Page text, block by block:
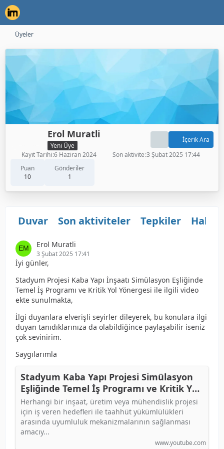
Üyeler
Erol Muratli
Yeni Üye
Puan
10
Gönderiler
1
İçerik Ara
Kayıt Tarihi 6 Haziran 2024 Son aktivite 3 Şubat 2025 17:44
Duvar Son aktiviteler Tepkiler
Erol Muratli
3 Şubat 2025 17:41
İyi günler,
Stadyum Projesi Kaba Yapı İnşaatı Simülasyon Eşliğinde
Temel İş Programı ve Kritik Yol Yönergesi ile ilgili video
ekte sunulmakta,
İlgi duyanlara elverişli seyirler dileyerek, bu konulara ilgi
duyan tanıdıklarınıza da olabildiğince paylaşabilir iseniz
çok sevinirim.
Saygılarımla
Stadyum Kaba Yapı Projesi Simülasyon
Eşliğinde Temel İş Programı ve Kritik Yol
Yönergesi
Herhangi bir inşaat, üretim veya mühendislik projesi
için iş veren hedefleri ile taahhüt yükümlülükleri
arasında uyumluluk mekanizmalarının sağlanması
amacıy...
www.youtube.com